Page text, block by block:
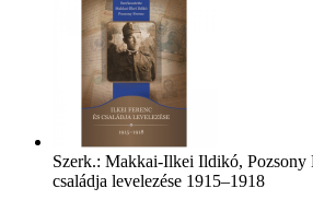
Szerk.: Makkai-Ilkei Ildikó, Pozsony
családja levelezése 1915–1918